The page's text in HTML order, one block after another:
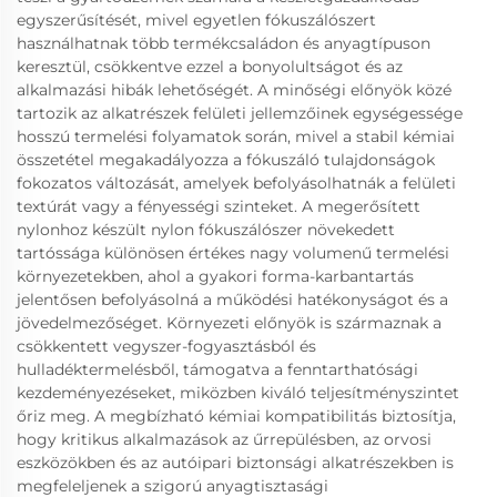
egyszerűsítését, mivel egyetlen fókuszálószert
használhatnak több termékcsaládon és anyagtípuson
keresztül, csökkentve ezzel a bonyolultságot és az
alkalmazási hibák lehetőségét. A minőségi előnyök közé
tartozik az alkatrészek felületi jellemzőinek egységessége
hosszú termelési folyamatok során, mivel a stabil kémiai
összetétel megakadályozza a fókuszáló tulajdonságok
fokozatos változását, amelyek befolyásolhatnák a felületi
textúrát vagy a fényességi szinteket. A megerősített
nylonhoz készült nylon fókuszálószer növekedett
tartóssága különösen értékes nagy volumenű termelési
környezetekben, ahol a gyakori forma-karbantartás
jelentősen befolyásolná a működési hatékonyságot és a
jövedelmezőséget. Környezeti előnyök is származnak a
csökkentett vegyszer-fogyasztásból és
hulladéktermelésből, támogatva a fenntarthatósági
kezdeményezéseket, miközben kiváló teljesítményszintet
őriz meg. A megbízható kémiai kompatibilitás biztosítja,
hogy kritikus alkalmazások az űrrepülésben, az orvosi
eszközökben és az autóipari biztonsági alkatrészekben is
megfeleljenek a szigorú anyagtisztasági